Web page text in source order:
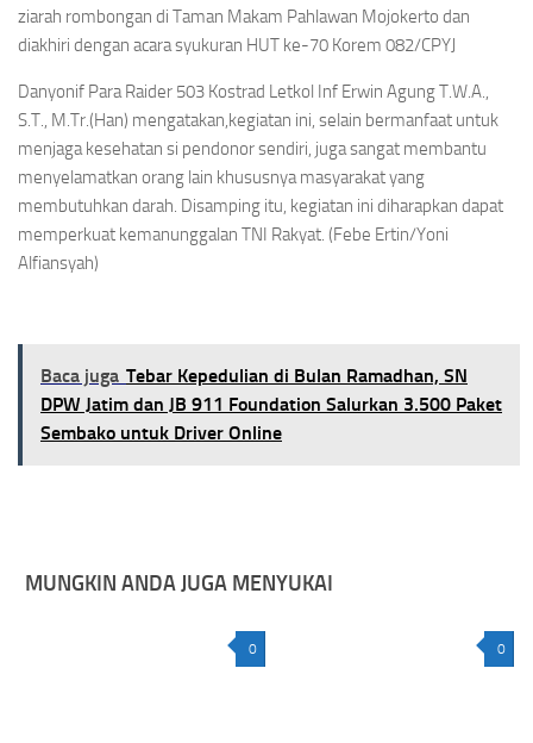
ziarah rombongan di Taman Makam Pahlawan Mojokerto dan
diakhiri dengan acara syukuran HUT ke-70 Korem 082/CPYJ
Danyonif Para Raider 503 Kostrad Letkol Inf Erwin Agung T.W.A.,
S.T., M.Tr.(Han) mengatakan,kegiatan ini, selain bermanfaat untuk
menjaga kesehatan si pendonor sendiri, juga sangat membantu
menyelamatkan orang lain khususnya masyarakat yang
membutuhkan darah. Disamping itu, kegiatan ini diharapkan dapat
memperkuat kemanunggalan TNI Rakyat. (Febe Ertin/Yoni
Alfiansyah)
Baca juga Tebar Kepedulian di Bulan Ramadhan, SN
DPW Jatim dan JB 911 Foundation Salurkan 3.500 Paket
Sembako untuk Driver Online
MUNGKIN ANDA JUGA MENYUKAI
0 0